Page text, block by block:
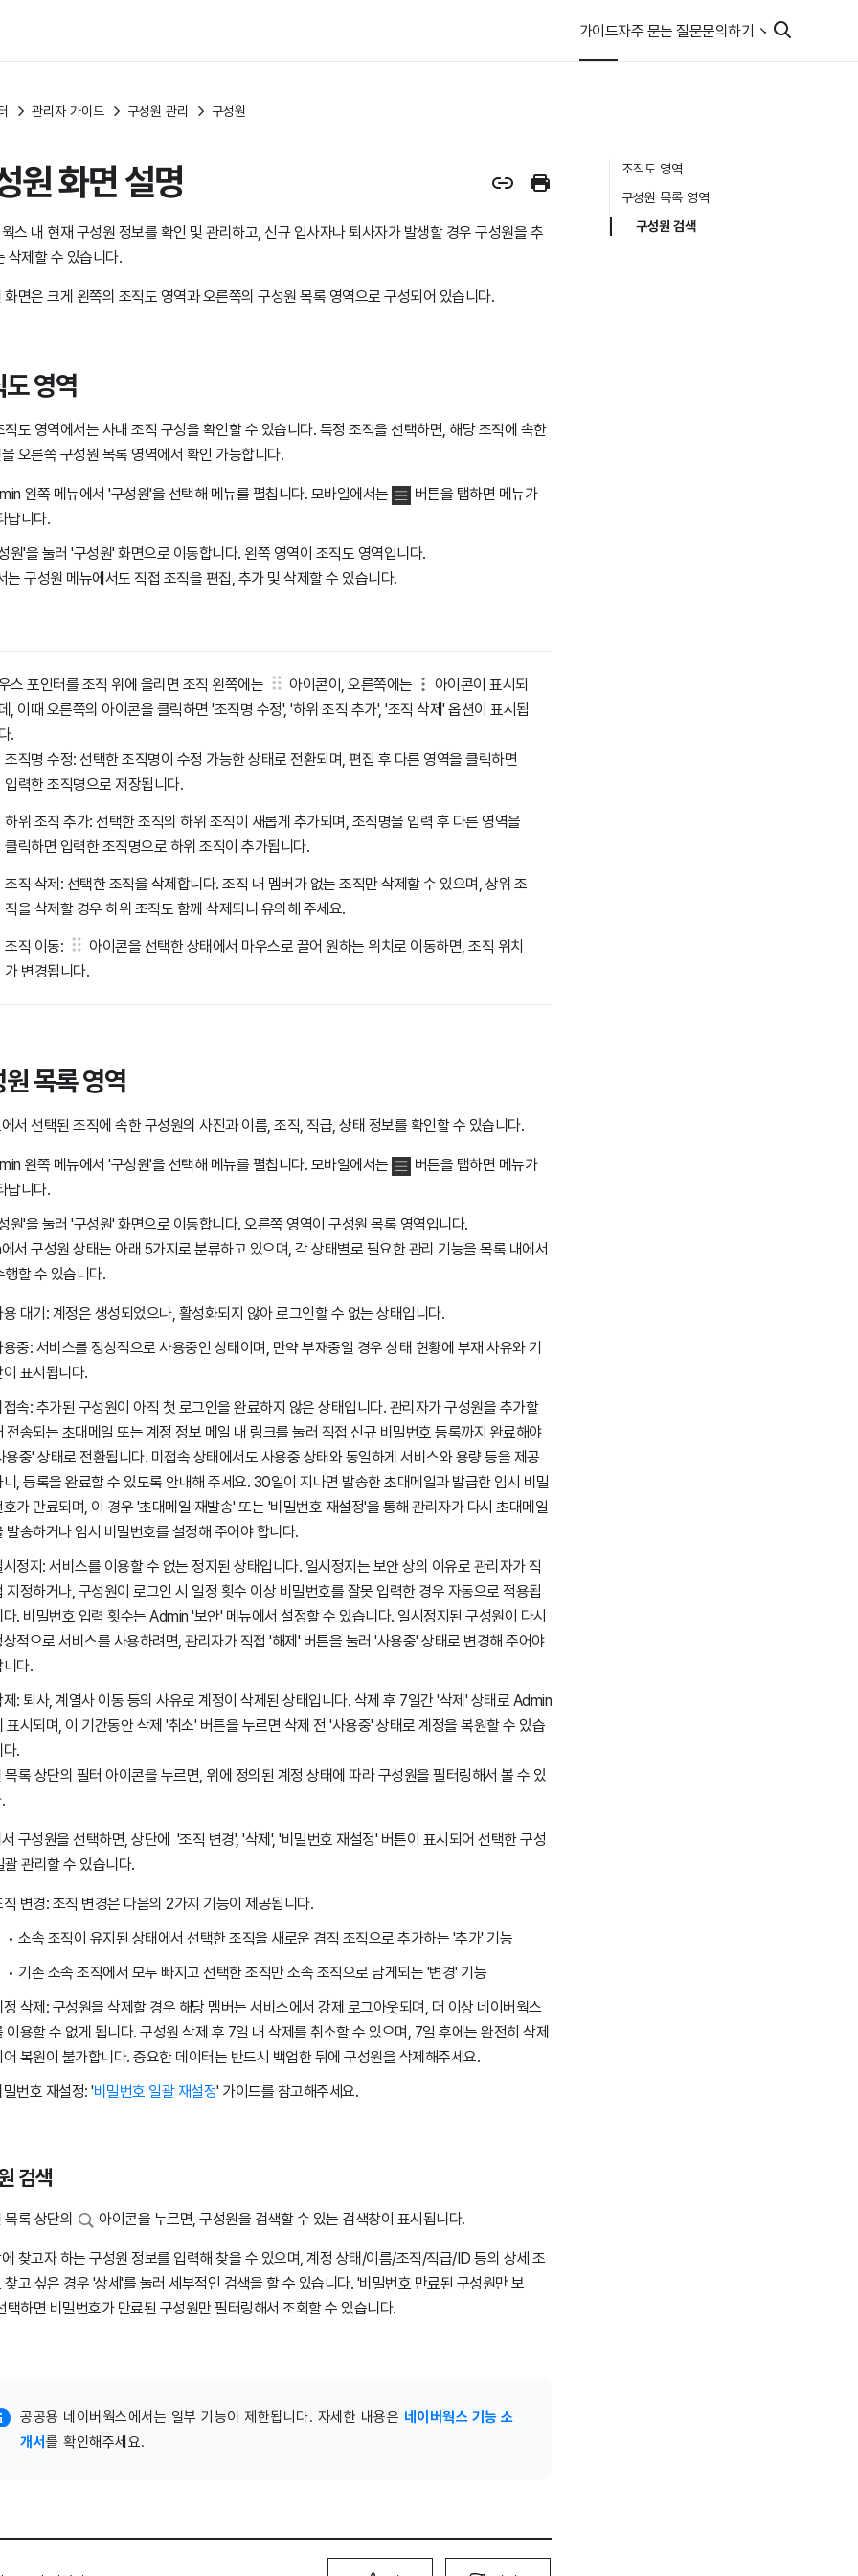
가이드자주 묻는 질문문의하기
관리자 가이드 구성원 관리 구성원
원 화면 설명
스 내 현재 구성원 정보를 확인 및 관리하고, 신규 입사자나 퇴사자가 발생할 경우 구성원을 추
삭제할 수 있습니다.
화면은 크게 왼쪽의 조직도 영역과 오른쪽의 구성원 목록 영역으로 구성되어 있습니다.
영역
직도 영역에서는 사내 조직 구성을 확인할 수 있습니다. 특정 조직을 선택하면, 해당 조직에 속한
오른쪽 구성원 목록 영역에서 확인 가능합니다.
왼쪽 메뉴에서 '구성원'을 선택해 메뉴를 펼칩니다. 모바일에서는
버튼을 탭하면 메뉴가
납니다.
원'을 눌러 '구성원' 화면으로 이동합니다. 왼쪽 영역이 조직도 영역입니다.
는 구성원 메뉴에서도 직접 조직을 편집, 추가 및 삭제할 수 있습니다.
스 포인터를 조직 위에 올리면 조직 왼쪽에는 아이콘이, 오른쪽에는
아이콘이 표시되
, 이때 오른쪽의 아이콘을 클릭하면 '조직명 수정', '하위 조직 추가', '조직 삭제' 옵션이 표시됩
.
조직명 수정: 선택한 조직명이 수정 가능한 상태로 전환되며, 편집 후 다른 영역을 클릭하면
입력한 조직명으로 저장됩니다.
하위 조직 추가: 선택한 조직의 하위 조직이 새롭게 추가되며, 조직명을 입력 후 다른 영역을
클릭하면 입력한 조직명으로 하위 조직이 추가됩니다.
조직 삭제: 선택한 조직을 삭제합니다. 조직 내 멤버가 없는 조직만 삭제할 수 있으며, 상위 조
직을 삭제할 경우 하위 조직도 함께 삭제되니 유의해 주세요.
조직 이동:
아이콘을 선택한 상태에서 마우스로 끌어 원하는 위치로 이동하면, 조직 위치
가 변경됩니다.
목록 영역
서 선택된 조직에 속한 구성원의 사진과 이름, 조직, 직급, 상태 정보를 확인할 수 있습니다.
왼쪽 메뉴에서 '구성원'을 선택해 메뉴를 펼칩니다. 모바일에서는
버튼을 탭하면 메뉴가
납니다.
원'을 눌러 '구성원' 화면으로 이동합니다. 오른쪽 영역이 구성원 목록 영역입니다.
서 구성원 상태는 아래 5가지로 분류하고 있으며, 각 상태별로 필요한 관리 기능을 목록 내에서
행할 수 있습니다.
용 대기: 계정은 생성되었으나, 활성화되지 않아 로그인할 수 없는 상태입니다.
용중: 서비스를 정상적으로 사용중인 상태이며, 만약 부재중일 경우 상태 현황에 부재 사유와 기
이 표시됩니다.
접속: 추가된 구성원이 아직 첫 로그인을 완료하지 않은 상태입니다. 관리자가 구성원을 추가할
전송되는 초대메일 또는 계정 정보 메일 내 링크를 눌러 직접 신규 비밀번호 등록까지 완료해야
용중' 상태로 전환됩니다. 미접속 상태에서도 사용중 상태와 동일하게 서비스와 용량 등을 제공
니, 등록을 완료할 수 있도록 안내해 주세요. 30일이 지나면 발송한 초대메일과 발급한 임시 비밀
호가 만료되며, 이 경우 '초대메일 재발송' 또는 '비밀번호 재설정'을 통해 관리자가 다시 초대메일
발송하거나 임시 비밀번호를 설정해 주어야 합니다.
시정지: 서비스를 이용할 수 없는 정지된 상태입니다. 일시정지는 보안 상의 이유로 관리자가 직
지정하거나, 구성원이 로그인 시 일정 횟수 이상 비밀번호를 잘못 입력한 경우 자동으로 적용됩
다. 비밀번호 입력 횟수는 Admin '보안' 메뉴에서 설정할 수 있습니다. 일시정지된 구성원이 다시
상적으로 서비스를 사용하려면, 관리자가 직접 '해제' 버튼을 눌러 '사용중' 상태로 변경해 주어야
니다.
제: 퇴사, 계열사 이동 등의 사유로 계정이 삭제된 상태입니다. 삭제 후 7일간 '삭제' 상태로 Admin
표시되며, 이 기간동안 삭제 '취소' 버튼을 누르면 삭제 전 '사용중' 상태로 계정을 복원할 수 있습
다.
목록 상단의 필터 아이콘을 누르면, 위에 정의된 계정 상태에 따라 구성원을 필터링해서 볼 수 있
구성원을 선택하면, 상단에 '조직 변경', '삭제', '비밀번호 재설정' 버튼이 표시되어 선택한 구성
괄 관리할 수 있습니다.
직 변경: 조직 변경은 다음의 2가지 기능이 제공됩니다.
소속 조직이 유지된 상태에서 선택한 조직을 새로운 겸직 조직으로 추가하는 '추가' 기능
기존 소속 조직에서 모두 빠지고 선택한 조직만 소속 조직으로 남게되는 '변경' 기능
정 삭제: 구성원을 삭제할 경우 해당 멤버는 서비스에서 강제 로그아웃되며, 더 이상 네이버웍스
이용할 수 없게 됩니다. 구성원 삭제 후 7일 내 삭제를 취소할 수 있으며, 7일 후에는 완전히 삭제
어 복원이 불가합니다. 중요한 데이터는 반드시 백업한 뒤에 구성원을 삭제해주세요.
밀번호 재설정: '비밀번호 일괄 재설정' 가이드를 참고해주세요.
검색
록 상단의 아이콘을 누르면, 구성원을 검색할 수 있는 검색창이 표시됩니다.
찾고자 하는 구성원 정보를 입력해 찾을 수 있으며, 계정 상태/이름/조직/직급/ID 등의 상세 조
찾고 싶은 경우 '상세'를 눌러 세부적인 검색을 할 수 있습니다. '비밀번호 만료된 구성원만 보
택하면 비밀번호가 만료된 구성원만 필터링해서 조회할 수 있습니다.
공공용 네이버웍스에서는 일부 기능이 제한됩니다. 자세한 내용은 네이버웍스 기능 소
개서를 확인해주세요.
조직도 영역
구성원 목록 영역
구성원 검색